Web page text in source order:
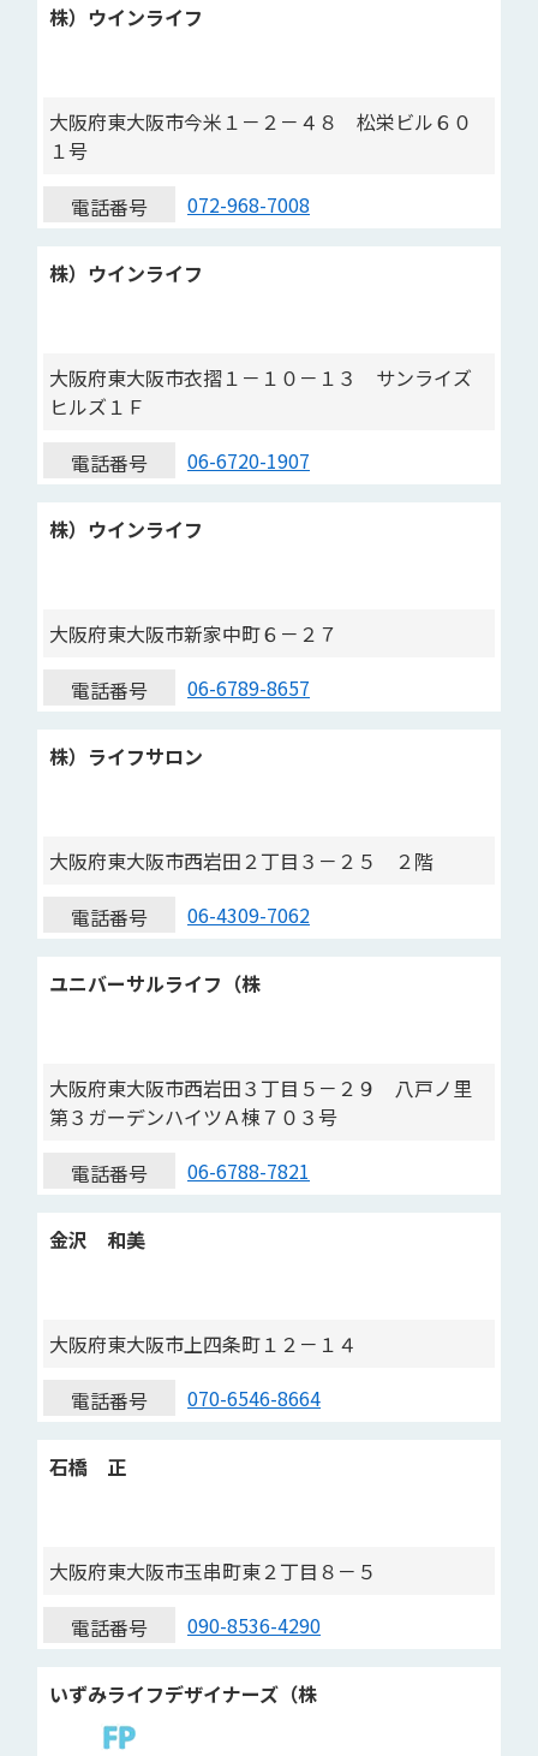
株）ウインライフ
大阪府東大阪市今米１－２－４８ 松栄ビル６０
１号
電話番号
072-968-7008
株）ウインライフ
大阪府東大阪市衣摺１－１０－１３ サンライズ
ヒルズ１Ｆ
電話番号
06-6720-1907
株）ウインライフ
大阪府東大阪市新家中町６－２７
電話番号
06-6789-8657
株）ライフサロン
大阪府東大阪市西岩田２丁目３－２５ ２階
電話番号
06-4309-7062
ユニバーサルライフ（株
大阪府東大阪市西岩田３丁目５－２９ 八戸ノ里
第３ガーデンハイツＡ棟７０３号
電話番号
06-6788-7821
金沢 和美
大阪府東大阪市上四条町１２－１４
電話番号
070-6546-8664
石橋 正
大阪府東大阪市玉串町東２丁目８－５
電話番号
090-8536-4290
いずみライフデザイナーズ（株